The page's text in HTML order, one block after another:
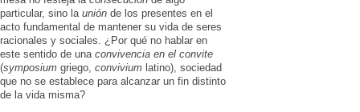
particular, sino la unión de los presentes en el
acto fundamental de mantener su vida de se­res
racionales y sociales. ¿Por qué no hablar en
este sentido de una convivencia en el convite
(symposium griego, convivium latino), sociedad
que no se establece para alcanzar un fin distinto
de la vida misma?